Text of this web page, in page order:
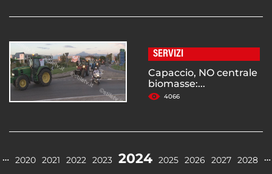
SERVIZI
Capaccio, NO centrale
biomasse:...
4066
… 2020 2021 2022 2023 2024 2025 2026 2027 2028 …